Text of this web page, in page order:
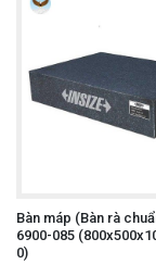
Bàn máp (Bàn rà
6900-085
0)